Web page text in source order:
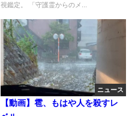
視鑑定。 「守護霊からのメ...
ニュース
【動画】雹、もはや人を殺すレ